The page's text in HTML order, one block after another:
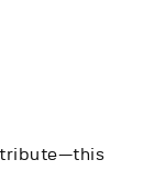
tribute—this